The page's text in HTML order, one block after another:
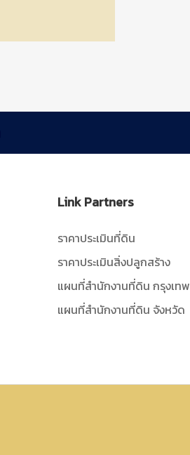
Link Partners
ราคาประเมินที่ดิน
ราคาประเมินสิ่งปลูกสร้าง
แผนที่สำนักงานที่ดิน กรุงเทพ
แผนที่สำนักงานที่ดิน จังหวัด